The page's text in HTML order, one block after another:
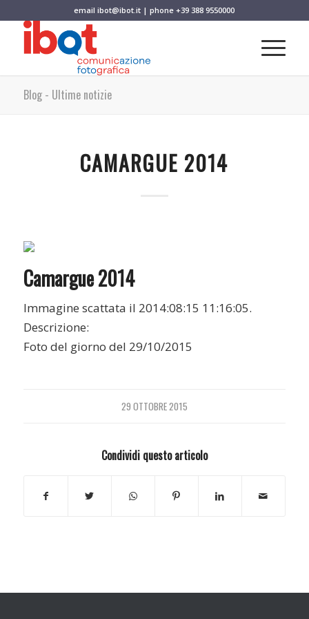
emailibot@ibot.it | phone+39 388 9550000
Blog - Ultime notizie
CAMARGUE 2014
Camargue 2014
Immagine scattata il 2014:08:15 11:16:05.
Descrizione:
Foto del giorno del 29/10/2015
29 OTTOBRE 2015
Condividi questo articolo